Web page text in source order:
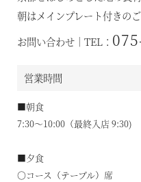
朝はメインプレート付きの
お問い合わせ｜TEL：
営業時間
■朝食
7:30～10:00（最終入店 9:30)
■夕食
〇コース（テーブル）席